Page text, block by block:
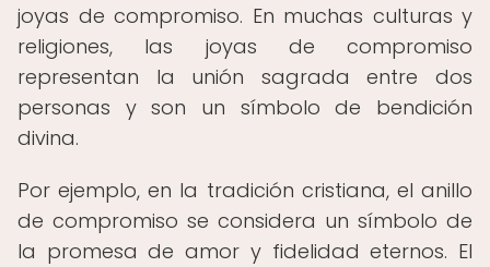
joyas de compromiso. En muchas culturas y
religiones, las joyas de compromiso
representan la unión sagrada entre dos
personas y son un símbolo de bendición
divina.
Por ejemplo, en la tradición cristiana, el anillo
de compromiso se considera un símbolo de
la promesa de amor y fidelidad eternos. El